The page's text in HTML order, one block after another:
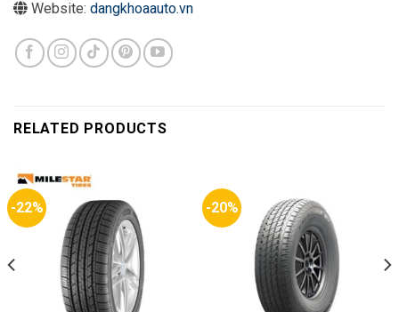
Website: dangkhoaauto.vn
RELATED PRODUCTS
-22% -20%